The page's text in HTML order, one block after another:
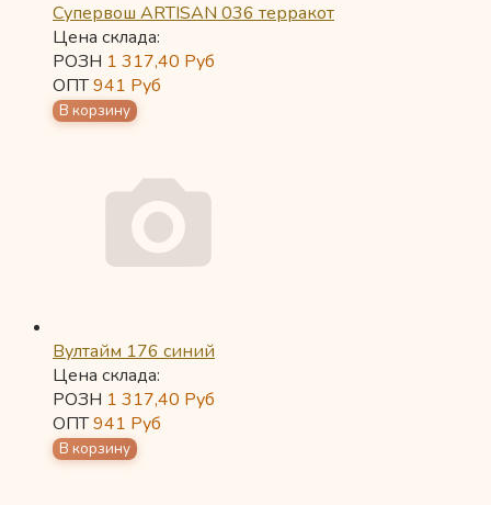
Супервош ARTISAN 036 терракот
Цена склада:
РОЗН 1 317,40 Руб
ОПТ941 Руб
Вултайм 176 синий
Цена склада:
РОЗН 1 317,40 Руб
ОПТ941 Руб